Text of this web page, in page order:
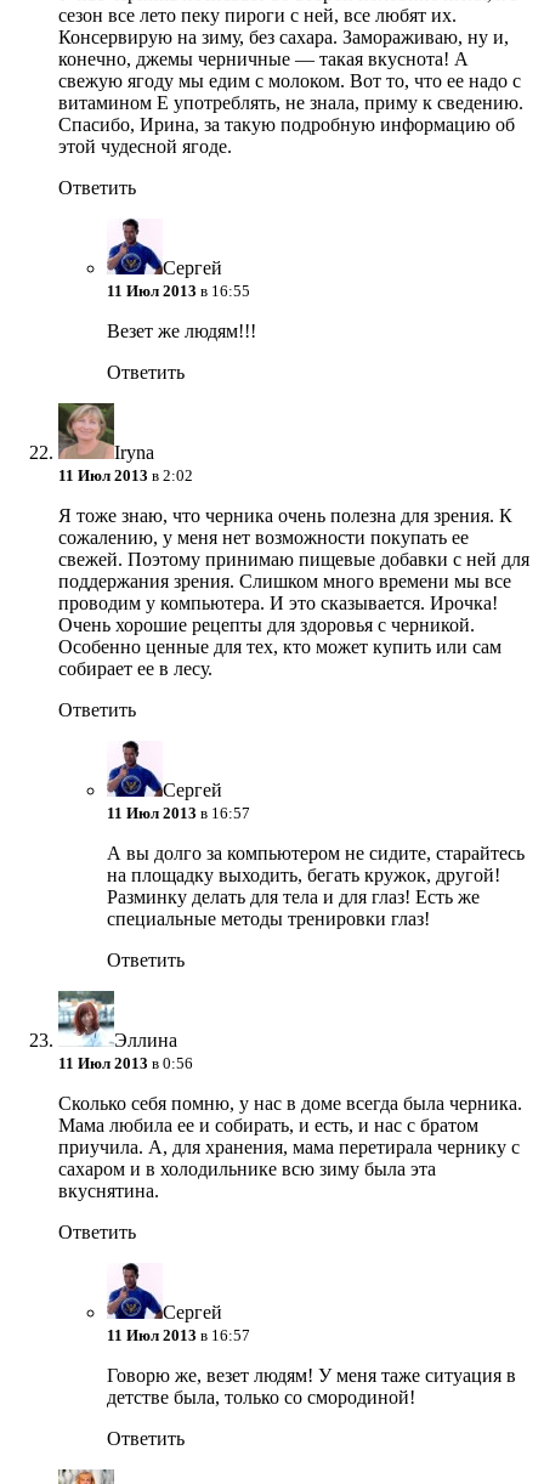
сезон все лето пеку пироги с ней, все любят их.
Консервирую на зиму, без сахара. Замораживаю, ну и,
конечно, джемы черничные — такая вкуснота! А
свежую ягоду мы едим с молоком. Вот то, что ее надо с
витамином Е употреблять, не знала, приму к сведению.
Спасибо, Ирина, за такую подробную информацию об
этой чудесной ягоде.
Ответить
Сергей
11 Июл 2013 в 16:55
Везет же людям!!!
Ответить
Iryna
11 Июл 2013 в 2:02
Я тоже знаю, что черника очень полезна для зрения. К
сожалению, у меня нет возможности покупать ее
свежей. Поэтому принимаю пищевые добавки с ней для
поддержания зрения. Слишком много времени мы все
проводим у компьютера. И это сказывается. Ирочка!
Очень хорошие рецепты для здоровья с черникой.
Особенно ценные для тех, кто может купить или сам
собирает ее в лесу.
Ответить
Сергей
11 Июл 2013 в 16:57
А вы долго за компьютером не сидите, старайтесь
на площадку выходить, бегать кружок, другой!
Разминку делать для тела и для глаз! Есть же
специальные методы тренировки глаз!
Ответить
Эллина
11 Июл 2013 в 0:56
Сколько себя помню, у нас в доме всегда была черника.
Мама любила ее и собирать, и есть, и нас с братом
приучила. А, для хранения, мама перетирала чернику с
сахаром и в холодильнике всю зиму была эта
вкуснятина.
Ответить
Сергей
11 Июл 2013 в 16:57
Говорю же, везет людям! У меня таже ситуация в
детстве была, только со смородиной!
Ответить